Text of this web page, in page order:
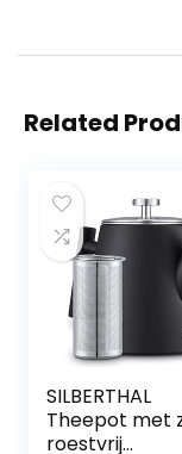
Related
SILBERTHAL
Theepot met
roestvrij